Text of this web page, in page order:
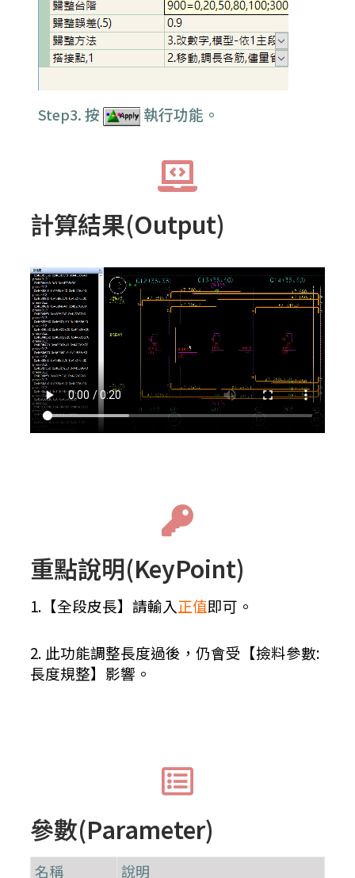
Step3. 按 執行功能。
計算結果(Output)
重點說明(KeyPoint)
1.【全段皮長】請輸入正值即可。
2. 此功能調整長度過後，仍會受【撿料參數:
長度規整】影響。
參數(Parameter)
名稱 說明